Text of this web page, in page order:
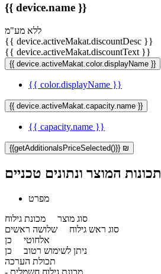
{{ device.name }}
ללא מע"מ
{{ device.activeMakat.discountDesc }}
{{ device.activeMakat.discountText }}
{{ device.activeMakat.color.displayName }}
{{ color.displayName }}
{{ device.activeMakat.capacity.name }}
{{ capacity.name }}
{{getAdditionalsPriceSelected()}} ₪
תכונות המוצר ונתונים טכניים
מפרט
סוג מוצר מכונת גילוח
סוג ראש גילוח שלושה ראשים
אלחוטי כן
ניתן לשימוש רטוב כן
תכולת הערכה